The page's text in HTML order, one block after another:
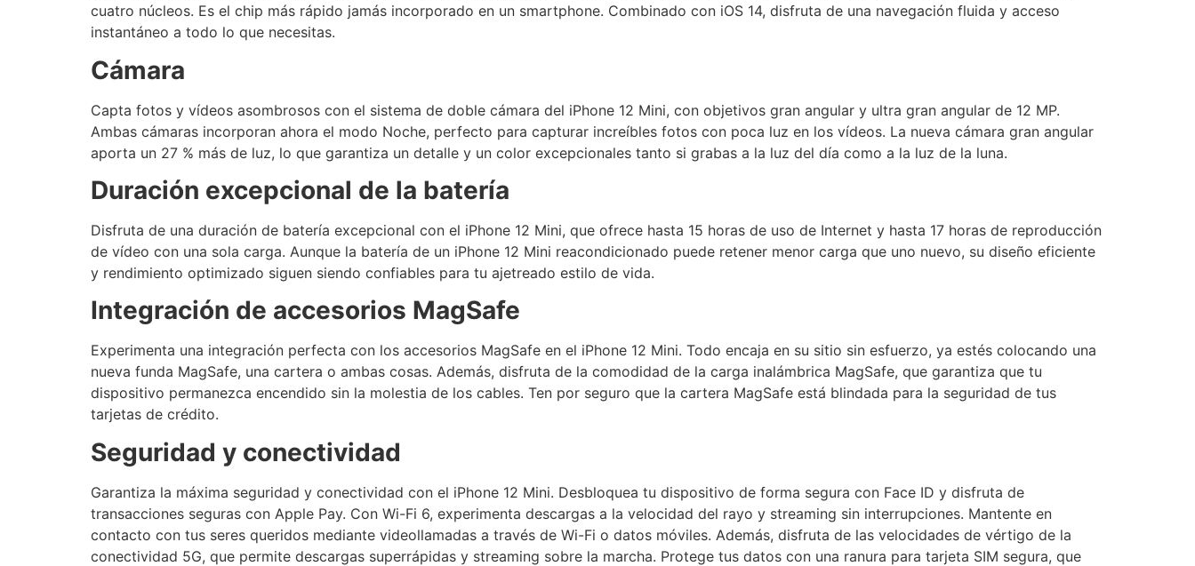
cuatro núcleos. Es el chip más rápido jamás incorporado en un smartphone. Combinado con iOS 14, disfruta de una navegación fluida y acceso
instantáneo a todo lo que necesitas.
Cámara
Capta fotos y vídeos asombrosos con el sistema de doble cámara del iPhone 12 Mini, con objetivos gran angular y ultra gran angular de 12 MP.
Ambas cámaras incorporan ahora el modo Noche, perfecto para capturar increíbles fotos con poca luz en los vídeos. La nueva cámara gran angular
aporta un 27 % más de luz, lo que garantiza un detalle y un color excepcionales tanto si grabas a la luz del día como a la luz de la luna.
Duración excepcional de la batería
Disfruta de una duración de batería excepcional con el iPhone 12 Mini, que ofrece hasta 15 horas de uso de Internet y hasta 17 horas de reproducción
de vídeo con una sola carga. Aunque la batería de un iPhone 12 Mini reacondicionado puede retener menor carga que uno nuevo, su diseño eficiente
y rendimiento optimizado siguen siendo confiables para tu ajetreado estilo de vida.
Integración de accesorios MagSafe
Experimenta una integración perfecta con los accesorios MagSafe en el iPhone 12 Mini. Todo encaja en su sitio sin esfuerzo, ya estés colocando una
nueva funda MagSafe, una cartera o ambas cosas. Además, disfruta de la comodidad de la carga inalámbrica MagSafe, que garantiza que tu
dispositivo permanezca encendido sin la molestia de los cables. Ten por seguro que la cartera MagSafe está blindada para la seguridad de tus
tarjetas de crédito.
Seguridad y conectividad
Garantiza la máxima seguridad y conectividad con el iPhone 12 Mini. Desbloquea tu dispositivo de forma segura con Face ID y disfruta de
transacciones seguras con Apple Pay. Con Wi-Fi 6, experimenta descargas a la velocidad del rayo y streaming sin interrupciones. Mantente en
contacto con tus seres queridos mediante videollamadas a través de Wi-Fi o datos móviles. Además, disfruta de las velocidades de vértigo de la
conectividad 5G, que permite descargas superrápidas y streaming sobre la marcha. Protege tus datos con una ranura para tarjeta SIM segura, que